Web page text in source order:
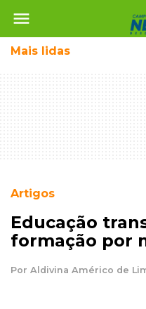
menu
Mais lidas
Artigos
Educação
formação por
Por Aldivina Américo de